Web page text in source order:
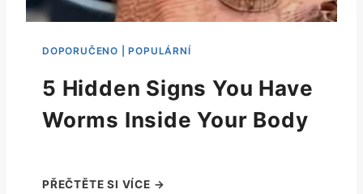
5 Hidden Signs You Have
Worms Inside Your Body